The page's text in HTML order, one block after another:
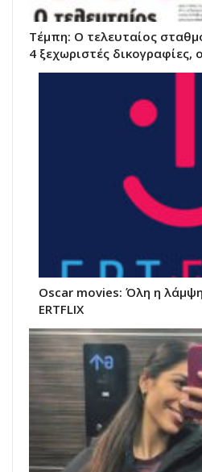
Τέμπη: Ο τελευταίος
4 ξεχωριστές δικογραφίες,
Oscar movies: Όλη η
ERTFLIX